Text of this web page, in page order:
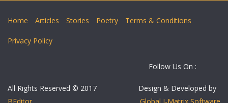
Home Articles Stories Poetry Terms & Conditions
Privacy Policy
Follow Us On :
All Rights Reserved © 2017
Design & Developed by